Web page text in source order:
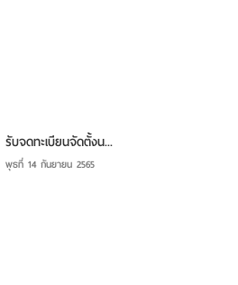
รับจดทะเบียนจัดตั้งน...
พุธที่ 14 กันยายน 2565